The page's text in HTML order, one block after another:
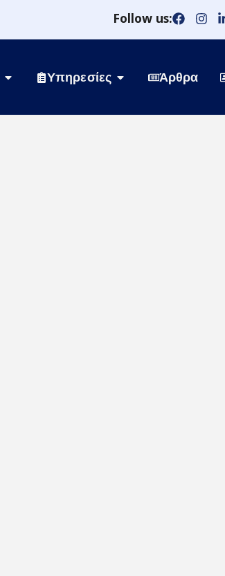
Follow us:
Υπηρεσίες Άρθρα